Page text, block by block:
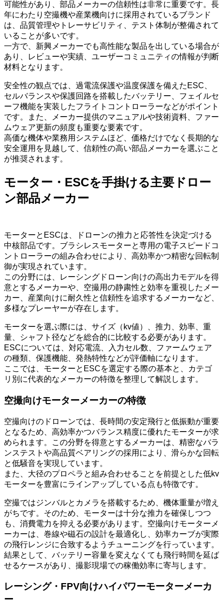
可能性があり、部品メーカーの信頼性は非常に重要です。長
年にわたり空撮機や産業機向けに採用されているブランド
は、品質管理やトレーサビリティ、テスト体制が整備されて
いることが多いです。
一方で、新興メーカーでも高性能な製品を出している場合が
あり、レビューや実績、ユーザーコミュニティの情報が判断
材料となります。
安全性の観点では、過電流保護や温度保護を備えたESC、
セルバランスや保護回路を搭載したバッテリー、フェイルセ
ーフ機能を実装したフライトコントローラーなどがポイント
です。また、メーカー提供のマニュアルや技術資料、ファー
ムウェア更新の頻度も重要な要素です。
高価な機体や業務用システムほど、価格だけでなく長期的な
安全運用を見越して、信頼性の高い部品メーカーを選ぶこと
が推奨されます。
モーター・ESCを手掛ける主要ドロー
ン部品メーカー
モーターとESCは、ドローンの推力と応答性を決定づける
中核部品です。ブラシレスモーターと専用の電子スピードコ
ントローラーの組み合わせにより、高効率かつ精密な回転制
御が実現されています。
この分野には、レーシングドローン向けの高出力モデルを得
意とするメーカーや、空撮用の静粛性と効率を重視したメー
カー、産業向けに耐久性と信頼性を追求するメーカーなど、
多様なプレーヤーが存在します。
モーターを選ぶ際には、サイズ（kv値）、推力、効率、重
量、シャフト径などを総合的に比較する必要があります。
ESCについては、対応電流、入力セル数、ファームウェア
の種類、保護機能、発熱特性などが評価軸になります。
ここでは、モーターとESCを選定する際の基本と、カテゴ
リ別に代表的なメーカーの特徴を整理して解説します。
空撮向けモーターメーカーの特徴
空撮向けのドローンでは、長時間の安定飛行と低振動が重要
となるため、高効率かつバランス精度に優れたモーターが求
められます。この分野を得意とするメーカーは、精密なバラ
ンステストや高品質ベアリングの採用により、滑らかな回転
と低騒音を実現しています。
また、大径のプロペラと組み合わせることを前提とした低kv
モーターを豊富にラインアップしている点も特徴です。
空撮ではジンバルとカメラを搭載するため、機体重量が増え
がちです。そのため、モーターは十分な推力を確保しつつ
も、消費電力を抑える必要があります。空撮向けモーターメ
ーカーは、巻線や磁石の設計を最適化し、効率カーブが実際
の飛行レンジに合致するようチューニングを行っています。
結果として、バッテリー容量を変えなくても飛行時間を延ば
せるケースがあり、撮影現場での稼働効率に寄与します。
レーシング・FPV向けハイパワーモーターメーカ
ー